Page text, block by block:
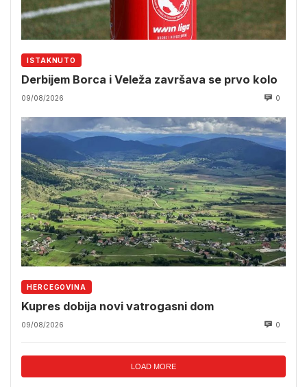
ISTAKNUTO
Derbijem Borca i Veleža završava se prvo kolo
09/08/2026 0
HERCEGOVINA
Kupres dobija novi vatrogasni dom
09/08/2026 0
LOAD MORE